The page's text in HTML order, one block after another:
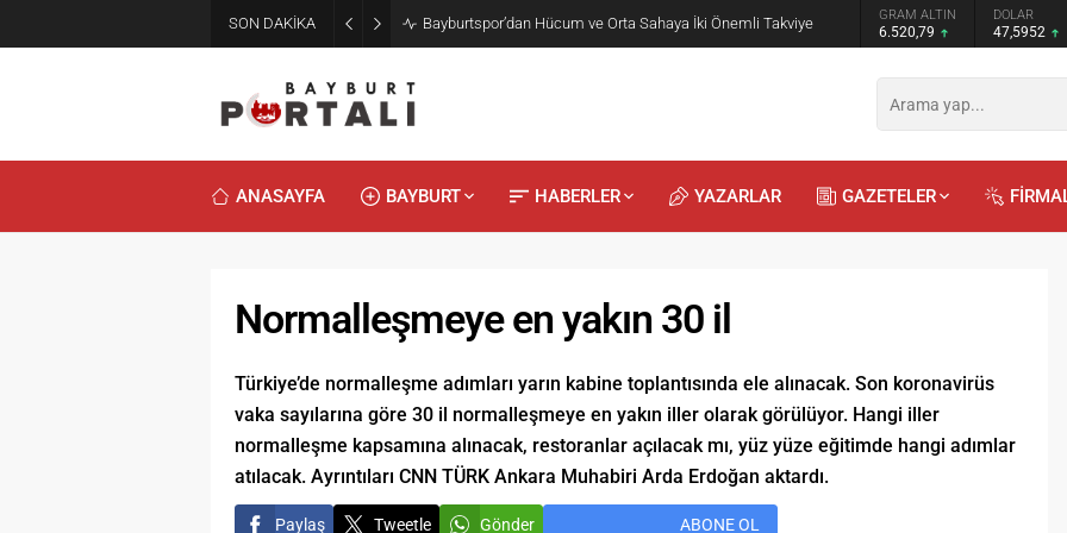
SON DAKİKA Bayburtspor’dan Hücum ve Orta Sahaya İki Önemli TakviyeGRAM ALTIN
6.520,79
DOLAR
47,5952
EURO
55,0575
ANASAYFA BAYBURT HABERLER YAZARLAR GAZETELER
Normalleşmeye en yakın 30 il
Türkiye’de normalleşme adımları yarın kabine toplantısında ele alınacak. Son koronavirüs
vaka sayılarına göre 30 il normalleşmeye en yakın iller olarak görülüyor. Hangi iller
normalleşme kapsamına alınacak, restoranlar açılacak mı, yüz yüze eğitimde hangi adımlar
atılacak. Ayrıntıları CNN TÜRK Ankara Muhabiri Arda Erdoğan aktardı.
Paylaş Tweetle Gönder ABONE OL
29.04.2026 - 12:23